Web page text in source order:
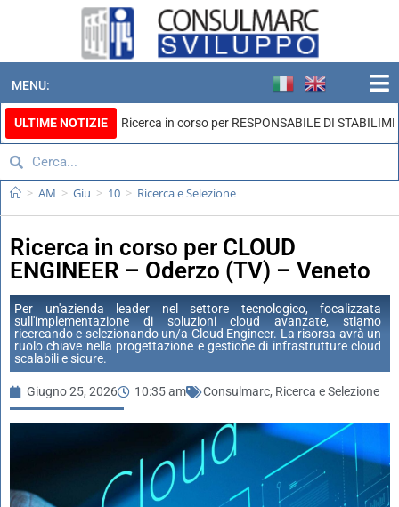
MENU:
ULTIME NOTIZIE Ricerca in corso per RESPONSABILE DI
> AM > Giu > 10 > Ricerca e Selezione
Ricerca in corso per CLOUD
ENGINEER – Oderzo (TV) – Veneto
Per un'azienda leader nel settore tecnologico, focalizzata
sull'implementazione di soluzioni cloud avanzate, stiamo
ricercando e selezionando un/a Cloud Engineer. La risorsa avrà un
ruolo chiave nella progettazione e gestione di infrastrutture cloud
scalabili e sicure.
Giugno 25, 2026 10:35 am Consulmarc, Ricerca e Selezione